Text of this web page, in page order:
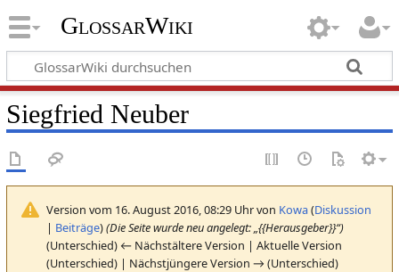
GlossarWiki
Siegfried Neuber
Version vom 16. August 2016, 08:29 Uhr von Kowa(Diskussion
| Beiträge)(Die Seite wurde neu angelegt: „{{Herausgeber}}“)
(Unterschied) ← Nächstältere Version | Aktuelle Version
(Unterschied) | Nächstjüngere Version → (Unterschied)